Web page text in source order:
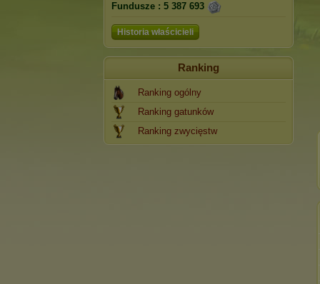
Fundusze : 5 387 693
Historia właścicieli
Ranking
Ranking ogólny
Ranking gatunków
Ranking zwycięstw